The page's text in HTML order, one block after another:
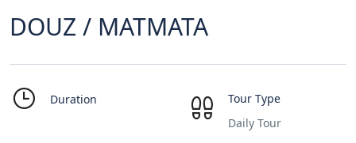
DOUZ / MATMATA
Duration
Tour Type
Daily Tour